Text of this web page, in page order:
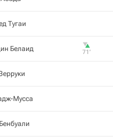
Тугаи
Белаид 71‎’‎
Мусса